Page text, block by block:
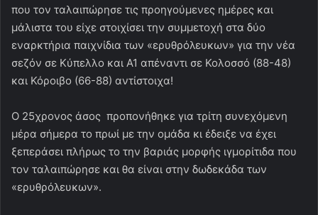
που τον ταλαιπώρησε τις προηγούμενες ημέρες και
μάλιστα του είχε στοιχίσει την συμμετοχή στα δύο
εναρκτήρια παιχνίδια των «ερυθρόλευκων» για την νέα
σεζόν σε Κύπελλο και Α1 απέναντι σε Κολοσσό (88-48)
και Κόροιβο (66-88) αντίστοιχα!
Ο 25χρονος άσος προπονήθηκε για τρίτη συνεχόμενη
μέρα σήμερα το πρωί με την ομάδα κι έδειξε να έχει
ξεπεράσει πλήρως το την βαριάς μορφής ιγμορίτιδα που
τον ταλαιπώρησε και θα είναι στην δωδεκάδα των
«ερυθρόλευκων».